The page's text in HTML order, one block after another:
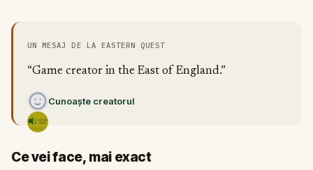
UN MESAJ DE LA EASTERN QUEST
“Game creator in the East of England.”
Cunoaște creatorul
Ce vei face, mai exact